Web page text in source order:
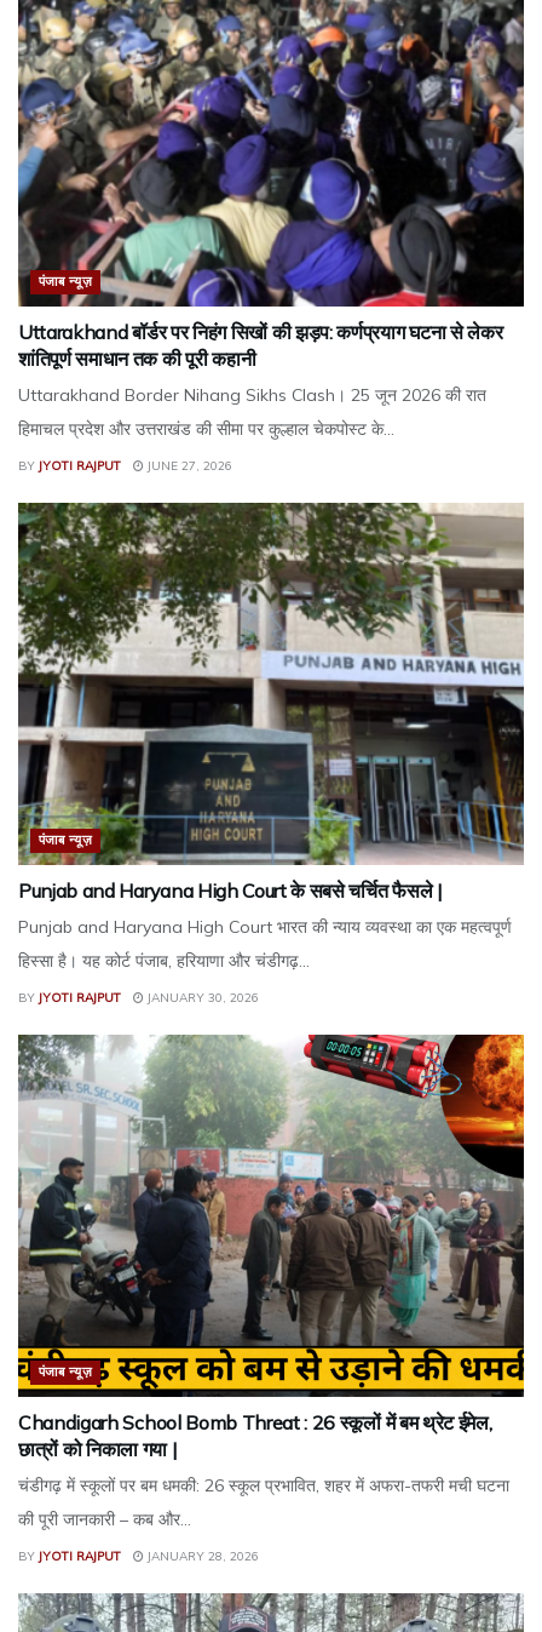
पंजाब न्यूज़
Uttarakhand बॉर्डर पर निहंग सिखों की झड़प: कर्णप्रयाग घटना से लेकर
शांतिपूर्ण समाधान तक की पूरी कहानी
Uttarakhand Border Nihang Sikhs Clash। 25 जून 2026 की रात
हिमाचल प्रदेश और उत्तराखंड की सीमा पर कुल्हाल चेकपोस्ट के...
BY JYOTI RAJPUT JUNE 27, 2026
पंजाब न्यूज़
Punjab and Haryana High Court के सबसे चर्चित फैसले |
Punjab and Haryana High Court भारत की न्याय व्यवस्था का एक महत्वपूर्ण
हिस्सा है। यह कोर्ट पंजाब, हरियाणा और चंडीगढ़...
BY JYOTI RAJPUT JANUARY 30, 2026
पंजाब न्यूज़
Chandigarh School Bomb Threat : 26 स्कूलों में बम थ्रेट ईमेल,
छात्रों को निकाला गया |
चंडीगढ़ में स्कूलों पर बम धमकी: 26 स्कूल प्रभावित, शहर में अफरा-तफरी मची घटना
की पूरी जानकारी – कब और...
BY JYOTI RAJPUT JANUARY 28, 2026